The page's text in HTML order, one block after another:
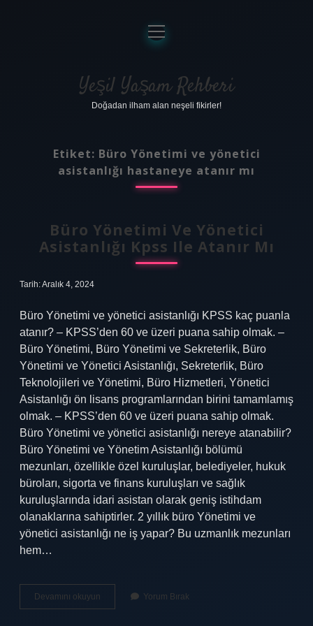
Anasayfa
Gizlilik Politikası
Yasal Uyarı
menüyü
aç
Yeşil Yaşam Rehberi
Doğadan ilham alan neşeli fikirler!
Etiket: Büro Yönetimi ve yönetici
asistanlığı hastaneye atanır mı
Büro Yönetimi Ve Yönetici
Asistanlığı Kpss Ile Atanır Mı
Tarih: Aralık 4, 2024
Büro Yönetimi ve yönetici asistanlığı KPSS kaç puanla
atanır? – KPSS’den 60 ve üzeri puana sahip olmak. –
Büro Yönetimi, Büro Yönetimi ve Sekreterlik, Büro
Yönetimi ve Yönetici Asistanlığı, Sekreterlik, Büro
Teknolojileri ve Yönetimi, Büro Hizmetleri, Yönetici
Asistanlığı ön lisans programlarından birini tamamlamış
olmak. – KPSS’den 60 ve üzeri puana sahip olmak.
Büro Yönetimi ve yönetici asistanlığı nereye atanabilir?
Büro Yönetimi ve Yönetim Asistanlığı bölümü
mezunları, özellikle özel kuruluşlar, belediyeler, hukuk
büroları, sigorta ve finans kuruluşları ve sağlık
kuruluşlarında idari asistan olarak geniş istihdam
olanaklarına sahiptirler. 2 yıllık büro Yönetimi ve
yönetici asistanlığı ne iş yapar? Bu uzmanlık mezunları
hem…
Devamını okuyun
Yönetimi
Yorum Bırak